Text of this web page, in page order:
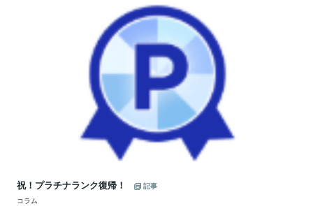
祝！プラチナランク復帰！
記事
コラム